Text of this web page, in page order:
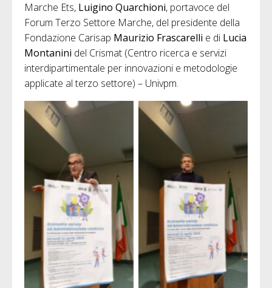
Marche Ets, Luigino Quarchioni, portavoce del
Forum Terzo Settore Marche, del presidente della
Fondazione Carisap Maurizio Frascarelli e di Lucia
Montanini del Crismat (Centro ricerca e servizi
interdipartimentale per innovazioni e metodologie
applicate al terzo settore) – Univpm.
Antonio Spazzafumo Simone Bucchi